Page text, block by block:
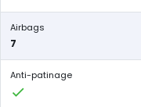
Airbags
7
Anti-patinage